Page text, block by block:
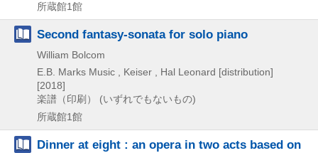
所蔵館1館
Second fantasy-sonata for solo piano
William Bolcom
E.B. Marks Music , Keiser , Hal Leonard [distribution]
[2018]
楽譜（印刷） (いずれでもないもの)
所蔵館1館
Dinner at eight : an opera in two acts based on